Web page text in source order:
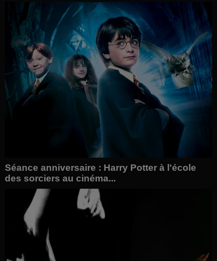
Séance anniversaire : Harry Potter à l'école
des sorciers au cinéma...